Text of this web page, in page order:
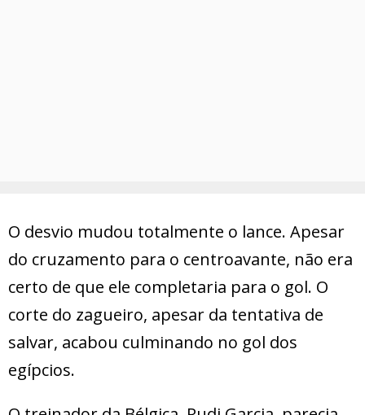
O desvio mudou totalmente o lance. Apesar
do cruzamento para o centroavante, não era
certo de que ele completaria para o gol. O
corte do zagueiro, apesar da tentativa de
salvar, acabou culminando no gol dos
egípcios.